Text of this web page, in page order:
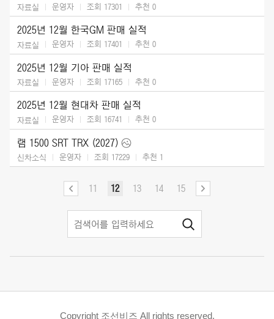
자료실 운영자 조회 17301 추천 0
2025년 12월 한국GM 판매 실적
자료실 운영자 조회 17401 추천 0
2025년 12월 기아 판매 실적
자료실 운영자 조회 17165 추천 0
2025년 12월 현대차 판매 실적
자료실 운영자 조회 16741 추천 0
램 1500 SRT TRX (2027)
신차소식 운영자 조회 17229 추천 1
11 12 13 14 15
Copyright 조선비즈 All rights reserved.